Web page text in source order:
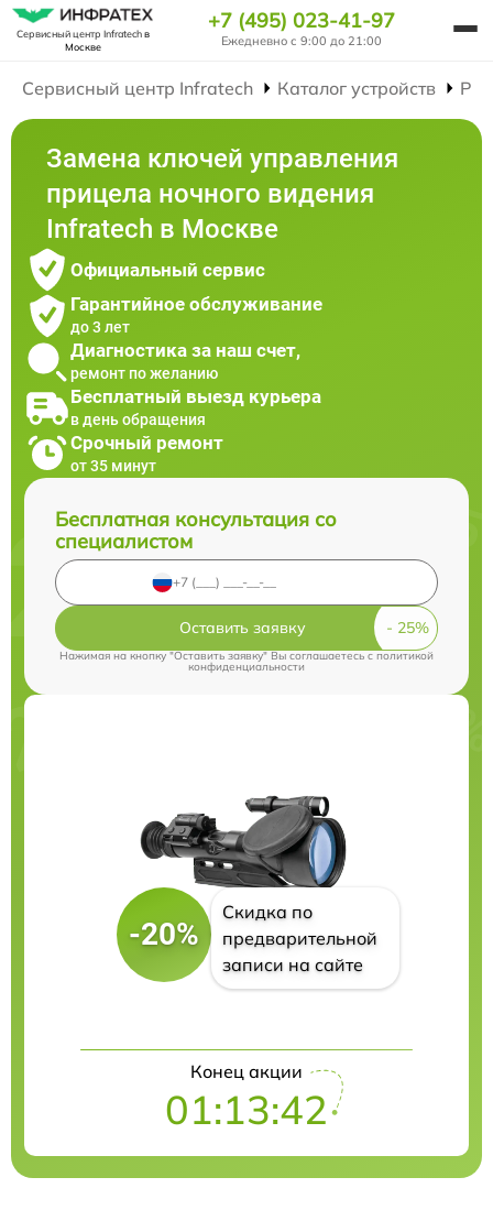
Сервисный центр Infratechв
Москве
+7 (495) 023-41-97
Ежедневно с 9:00 до 21:00
Сервисный центр Infratech Каталог устройств
Замена ключей управления
прицела ночного видения
Infratech в Москве
Официальный сервис
Гарантийное обслуживание
до 3 лет
Диагностика за наш счет,
ремонт по желанию
Бесплатный выезд курьера
в день обращения
Срочный ремонт
от 35 минут
Бесплатная консультация со
специалистом
Оставить заявку
Нажимая на кнопку "Оставить заявку" Вы соглашаетесь cполитикой
конфиденциальности
-20%
Скидка по
предварительной
записи на сайте
Конец акции
01:13:41